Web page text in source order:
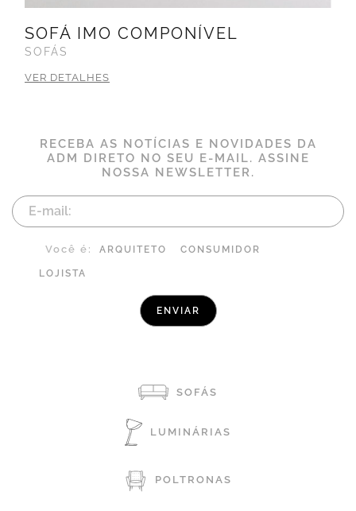
SOFÁ IMO COMPONÍVEL
SOFÁS
VER DETALHES
RECEBA AS NOTÍCIAS E NOVIDADES DA
ADM DIRETO NO SEU E-MAIL. ASSINE
NOSSA NEWSLETTER.
Você é: ARQUITETO CONSUMIDOR
LOJISTA
SOFÁS
LUMINÁRIAS
POLTRONAS